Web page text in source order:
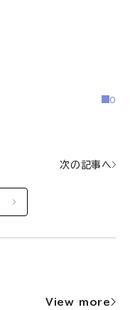
0
次の記事へ
View more